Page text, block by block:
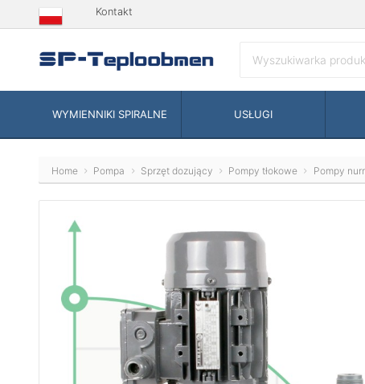
Kontakt
WYMIENNIKI SPIRALNE USŁUGI
Home Pompa Sprzęt dozujący Pompy tłokowe Pompy